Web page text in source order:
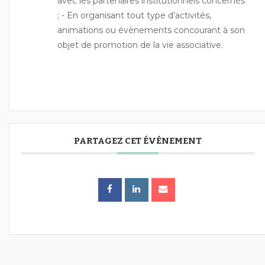
; - En organisant tout type d’activités,
animations ou évènements concourant à son
objet de promotion de la vie associative.
PARTAGEZ CET ÉVÉNEMENT